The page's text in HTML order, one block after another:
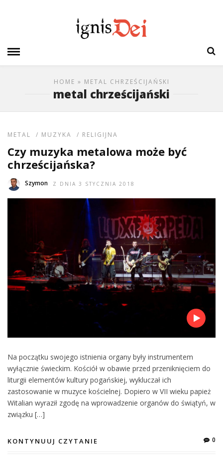
HOME » METAL CHRZEŚCIJAŃSKI
metal chrześcijański
METAL / MUZYKA / RELIGIJNA
Czy muzyka metalowa może być
chrześcijańska?
Szymon Z DNIA 3 STYCZNIA 2018
Na początku swojego istnienia organy były instrumentem
wyłącznie świeckim. Kościół w obawie przed przeniknięciem do
liturgii elementów kultury pogańskiej, wykluczał ich
zastosowanie w muzyce kościelnej. Dopiero w VII wieku papież
Witalian wyraził zgodę na wprowadzenie organów do świątyń, w
związku […]
KONTYNUUJ CZYTANIE 0